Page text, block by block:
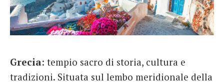
English
Spanish
Italiano
Grecia: tempio sacro di storia, cultura e
tradizioni. Situata sul lembo meridionale della